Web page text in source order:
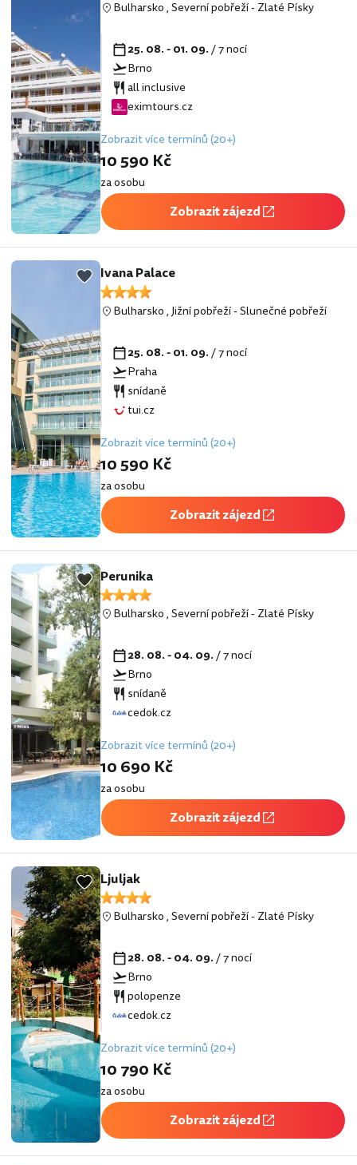
Bulharsko,Severní pobřeží-Zlaté Písky
25. 08. - 01. 09./ 7 nocí
Brno
all inclusive
eximtours.cz
Zobrazit více termínů (20+)
10 590 Kč
za osobu
Zobrazit zájezd
Ivana Palace
Bulharsko,Jižní pobřeží-Slunečné pobřeží
25. 08. - 01. 09./ 7 nocí
Praha
snídaně
tui.cz
Zobrazit více termínů (20+)
10 590 Kč
za osobu
Zobrazit zájezd
Perunika
Bulharsko,Severní pobřeží-Zlaté Písky
28. 08. - 04. 09./ 7 nocí
Brno
snídaně
cedok.cz
Zobrazit více termínů (20+)
10 690 Kč
za osobu
Zobrazit zájezd
Ljuljak
Bulharsko,Severní pobřeží-Zlaté Písky
28. 08. - 04. 09./ 7 nocí
Brno
polopenze
cedok.cz
Zobrazit více termínů (20+)
10 790 Kč
za osobu
Zobrazit zájezd